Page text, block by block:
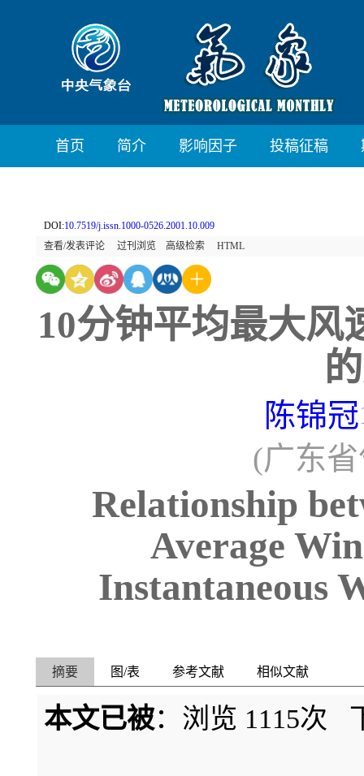
首页 简介 影响因子 投稿征稿
DOI:10.7519/j.issn.1000-0526.2001.10.009
查看/发表评论
过刊浏览 高级检索 HTML
10分钟平均最大风
陈锦冠
(广东
Relationship
Average
Instantaneous
摘要 图/表 参考文献 相似文献
本文已被：浏览 1115次